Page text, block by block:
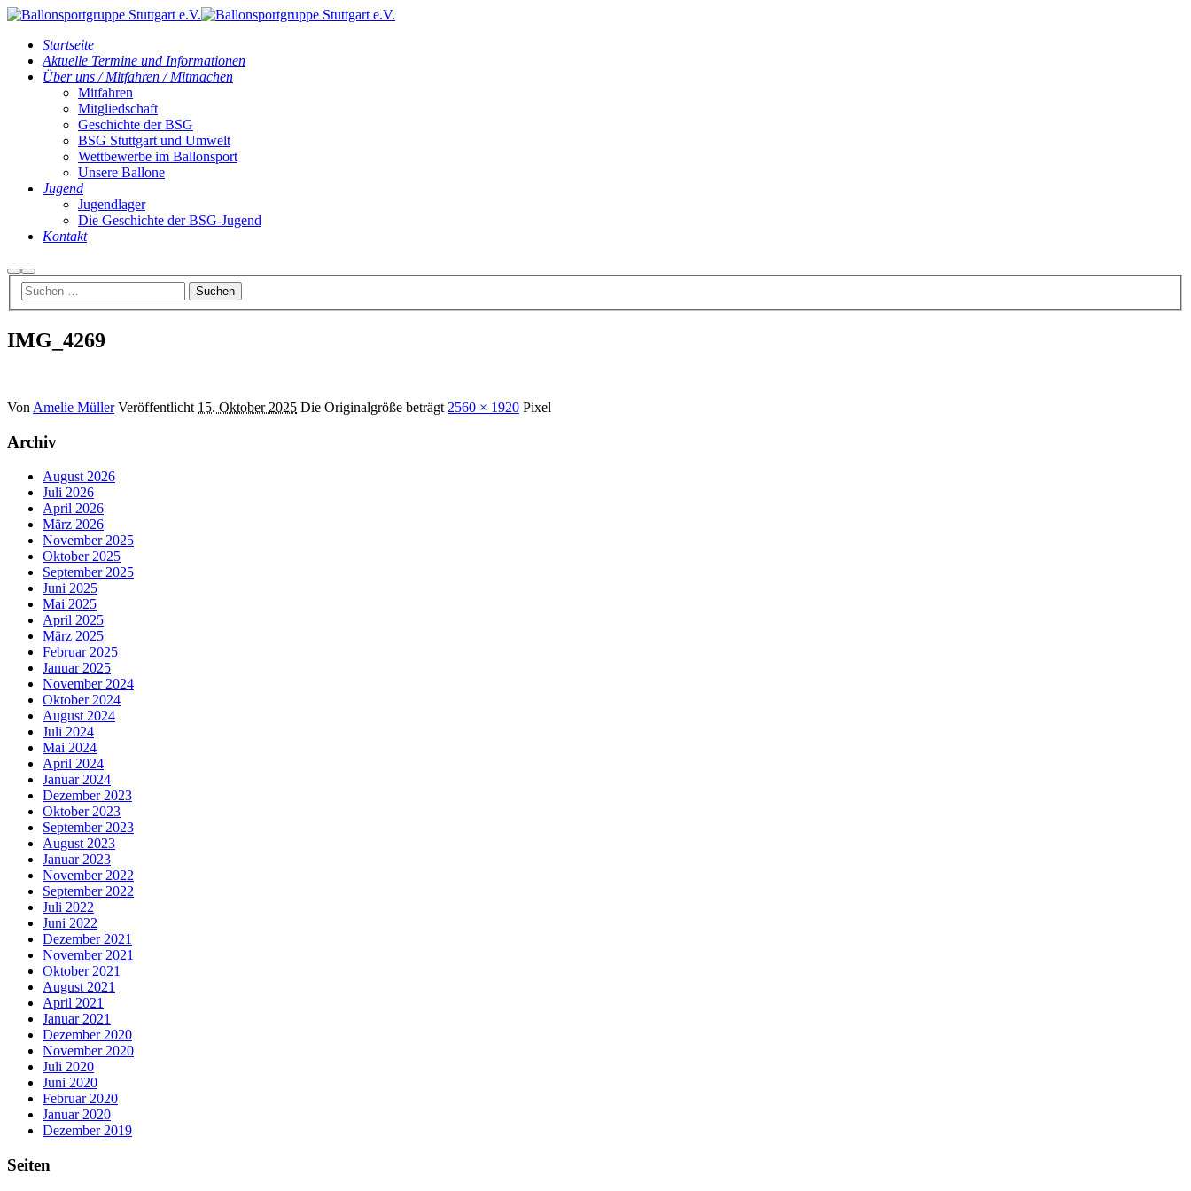
Startseite
Aktuelle Termine und Informationen
Über uns / Mitfahren / Mitmachen
Mitfahren
Mitgliedschaft
Geschichte der BSG
BSG Stuttgart und Umwelt
Wettbewerbe im Ballonsport
Unsere Ballone
Jugend
Jugendlager
Die Geschichte der BSG-Jugend
Kontakt
Suchen
Hauptmenü
IMG_4269
VonAmelie Müller Veröffentlicht 15. Oktober 2025 Die Originalgröße beträgt2560 × 1920 Pixel
Archiv
August 2026
Juli 2026
April 2026
März 2026
November 2025
Oktober 2025
September 2025
Juni 2025
Mai 2025
April 2025
März 2025
Februar 2025
Januar 2025
November 2024
Oktober 2024
August 2024
Juli 2024
Mai 2024
April 2024
Januar 2024
Dezember 2023
Oktober 2023
September 2023
August 2023
Januar 2023
November 2022
September 2022
Juli 2022
Juni 2022
Dezember 2021
November 2021
Oktober 2021
August 2021
April 2021
Januar 2021
Dezember 2020
November 2020
Juli 2020
Juni 2020
Februar 2020
Januar 2020
Dezember 2019
Seiten